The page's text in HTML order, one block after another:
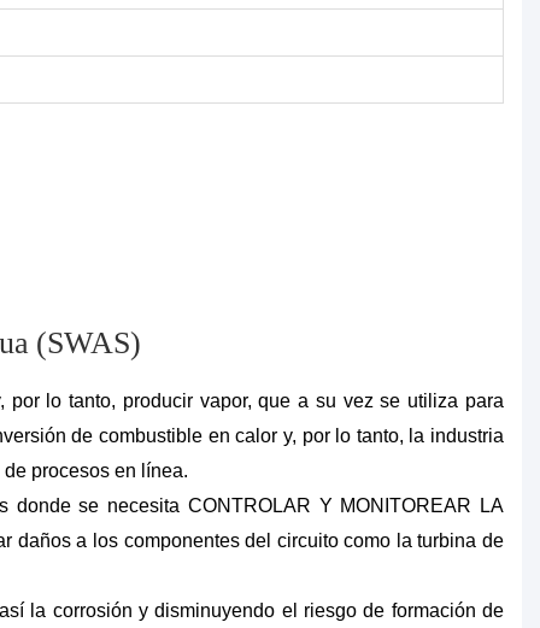
(SWAS)
lo tanto, producir vapor, que a su vez se utiliza para
de combustible en calor y, por lo tanto, la industria
procesos en línea.
se necesita CONTROLAR Y MONITOREAR LA
daños a los componentes del circuito como la turbina de
la corrosión y disminuyendo el riesgo de formación de